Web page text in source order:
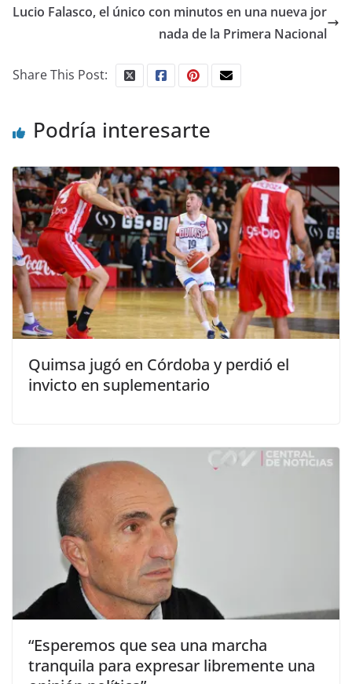
Lucio Falasco, el único con minutos en una nueva jor
nada de la Primera Nacional
Share This Post:
Podría interesarte
Quimsa jugó en Córdoba y perdió el
invicto en suplementario
“Esperemos que sea una marcha
tranquila para expresar libremente una